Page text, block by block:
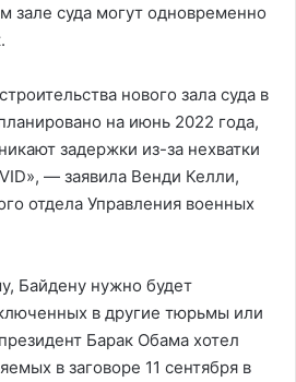
зале суда могут одновременно
нового зала суда в
на июнь 2022 года,
задержки из-за нехватки
— заявила Венди Келли,
отдела Управления военных
Байдену нужно будет
в другие тюрьмы или
Барак Обама хотел
в заговоре 11 сентября в